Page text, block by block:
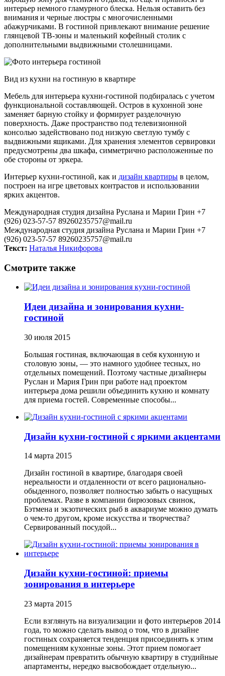
интерьер немного гламурного блеска. Нельзя оставить без
внимания и черные люстры с многочисленными
абажурчиками. В гостиной привлекают внимание решение
глянцевой ТВ-зоны и маленький кофейный столик с
дополнительными выдвижными столешницами.
Вид из кухни на гостиную в квартире
Мебель для интерьера кухни-гостиной подбиралась с учетом
функциональной составляющей. Остров в кухонной зоне
заменяет барную стойку и формирует разделочную
поверхность. Даже пространство под телевизионной
консолью задействовано под низкую светлую тумбу с
выдвижными ящиками. Для хранения элементов сервировки
предусмотрены два шкафа, симметрично расположенные по
обе стороны от эркера.
Интерьер кухни-гостиной, как и дизайн квартиры в целом,
построен на игре цветовых контрастов и использовании
ярких акцентов.
Международная студия дизайна Руслана и Марии Грин +7
(926) 023-57-57 89260235757@mail.ru
Международная студия дизайна Руслана и Марии Грин +7
(926) 023-57-57 89260235757@mail.ru
Текст: Наталья Никифорова
Смотрите также
Идеи дизайна и зонирования кухни-
гостиной
30 июля 2015
Большая гостиная, включающая в себя кухонную и
столовую зоны, — это намного удобнее тесных, но
отдельных помещений. Поэтому частные дизайнеры
Руслан и Мария Грин при работе над проектом
интерьера дома решили объединить кухню и комнату
для приема гостей. Современные способы...
Дизайн кухни-гостиной с яркими акцентами
14 марта 2015
Дизайн гостиной в квартире, благодаря своей
нереальности и отдаленности от всего рационально-
обыденного, позволяет полностью забыть о насущных
проблемах. Разве в компании бирюзовых свинок,
Бэтмена и экзотических рыб в аквариуме можно думать
о чем-то другом, кроме искусства и творчества?
Сервированный посудой...
Дизайн кухни-гостиной: приемы
зонирования в интерьере
23 марта 2015
Если взглянуть на визуализации и фото интерьеров 2014
года, то можно сделать вывод о том, что в дизайне
гостиных сохраняется тенденция присоединять к этим
помещениям кухонные зоны. Этот прием помогает
дизайнерам превратить обычную квартиру в студийные
апартаменты, нередко высвобождает отдельную...